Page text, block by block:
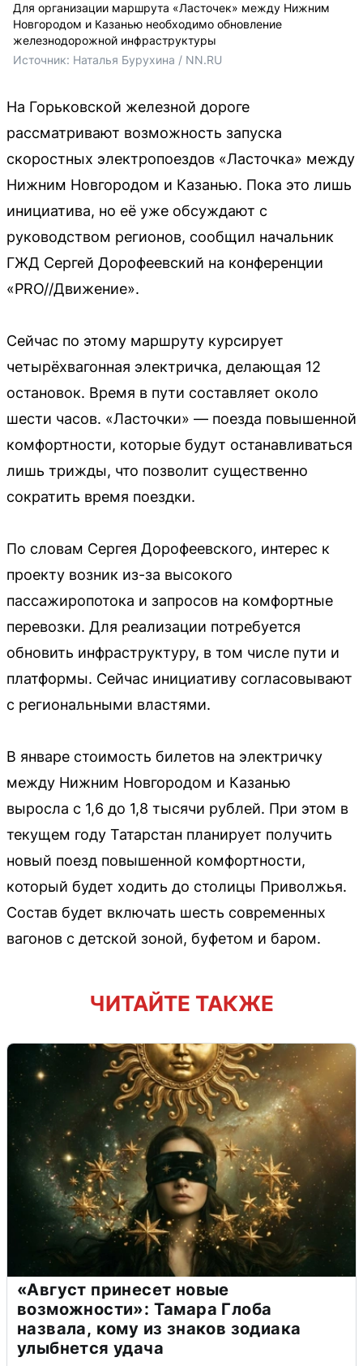
Для организации маршрута «Ласточек» между Нижним
Новгородом и Казанью необходимо обновление
железнодорожной инфраструктуры
Источник: Наталья Бурухина / NN.RU
На Горьковской железной дороге
рассматривают возможность запуска
скоростных электропоездов «Ласточка» между
Нижним Новгородом и Казанью. Пока это лишь
инициатива, но её уже обсуждают с
руководством регионов, сообщил начальник
ГЖД Сергей Дорофеевский на конференции
«PRO//Движение».
Сейчас по этому маршруту курсирует
четырёхвагонная электричка, делающая 12
остановок. Время в пути составляет около
шести часов. «Ласточки» — поезда повышенной
комфортности, которые будут останавливаться
лишь трижды, что позволит существенно
сократить время поездки.
По словам Сергея Дорофеевского, интерес к
проекту возник из-за высокого
пассажиропотока и запросов на комфортные
перевозки. Для реализации потребуется
обновить инфраструктуру, в том числе пути и
платформы. Сейчас инициативу согласовывают
с региональными властями.
В январе стоимость билетов на электричку
между Нижним Новгородом и Казанью
выросла с 1,6 до 1,8 тысячи рублей. При этом в
текущем году Татарстан планирует получить
новый поезд повышенной комфортности,
который будет ходить до столицы Приволжья.
Состав будет включать шесть современных
вагонов с детской зоной, буфетом и баром.
ЧИТАЙТЕ ТАКЖЕ
«Август принесет новые
возможности»: Тамара Глоба
назвала, кому из знаков зодиака
улыбнется удача